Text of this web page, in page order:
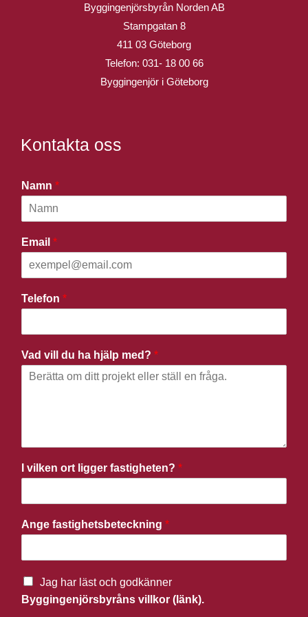
Byggingenjörsbyrån Norden AB
Stampgatan 8
411 03 Göteborg
Telefon: 031- 18 00 66
Byggingenjör i Göteborg
Kontakta oss
Namn *
Email *
Telefon *
Vad vill du ha hjälp med? *
I vilken ort ligger fastigheten? *
Ange fastighetsbeteckning *
Jag har läst och godkänner
Byggingenjörsbyråns villkor (länk).